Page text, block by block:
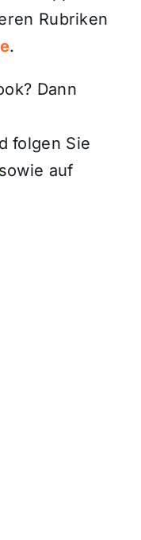
Rubriken
.
Dann
folgen Sie
sowie auf